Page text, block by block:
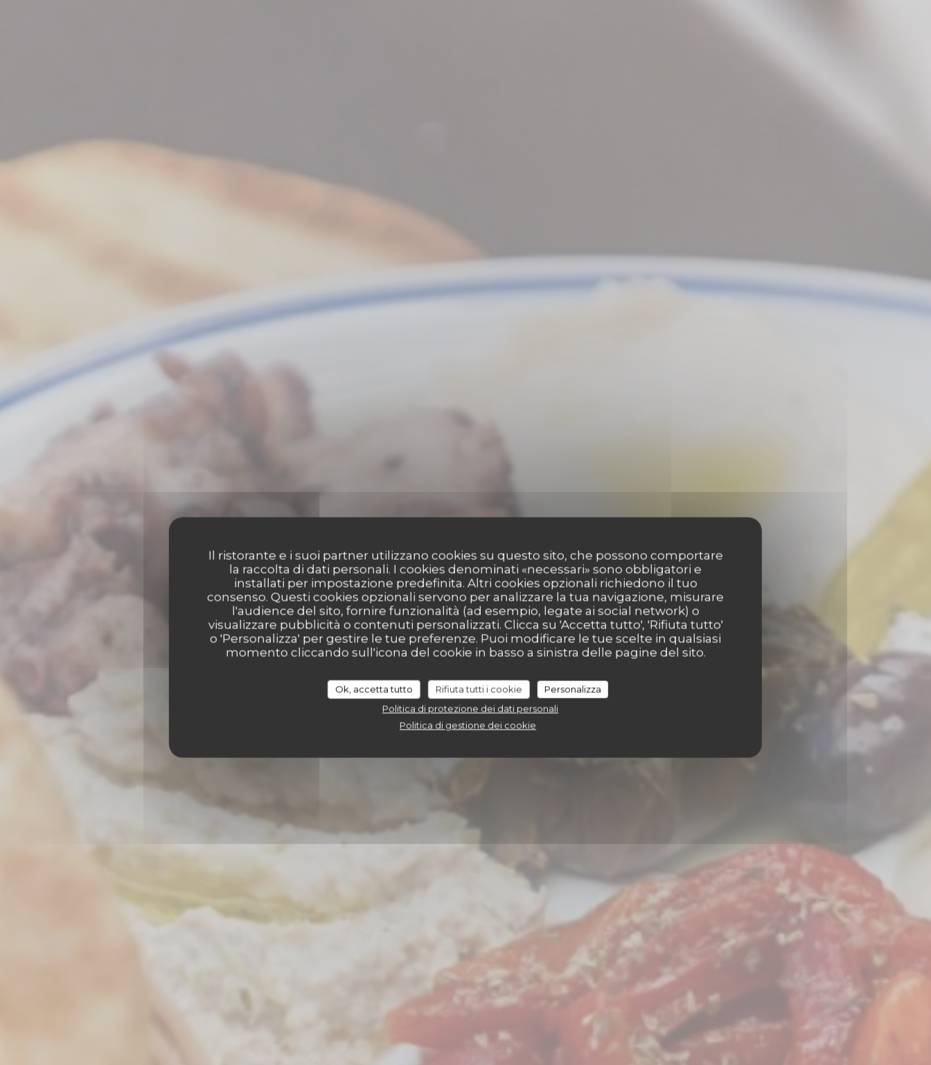
Il ristorante e i suoi partner utilizzano cookies su questo sito, che possono comportare
la raccolta di dati personali. I cookies denominati «necessari» sono obbligatori e
installati per impostazione predefinita. Altri cookies opzionali richiedono il tuo
consenso. Questi cookies opzionali servono per analizzare la tua navigazione, misurare
l'audience del sito, fornire funzionalità (ad esempio, legate ai social network) o
visualizzare pubblicità o contenuti personalizzati. Clicca su 'Accetta tutto', 'Rifiuta tutto'
o 'Personalizza' per gestire le tue preferenze. Puoi modificare le tue scelte in qualsiasi
momento cliccando sull'icona del cookie in basso a sinistra delle pagine del sito.
Ok, accetta tutto Rifiuta tutti i cookie
Personalizza
Politica di protezione dei dati personali
Politica di gestione dei cookie
GASTRONOMIA ELLENICA• PARIS
Apollon
PRENOTA